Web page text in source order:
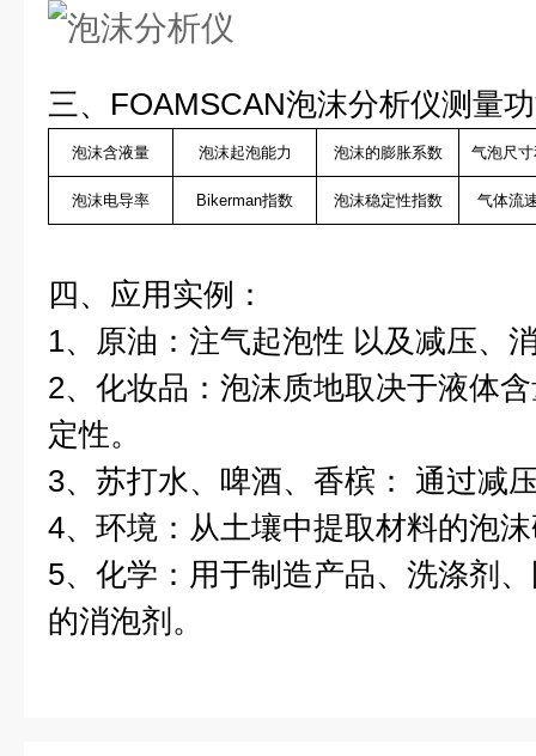
三、FOAMSCAN泡沫分析仪测量
泡沫含液量 泡沫起泡能力 泡沫的膨胀系数 气泡尺
泡沫电导率 Bikerman指数 泡沫稳定性指数 气体流
四、应用实例：
1、原油：注气起泡性 以及减压、
2、化妆品：泡沫质地取决于液体
定性。
3、苏打水、啤酒、香槟： 通过减
4、环境：从土壤中提取材料的泡
5、化学：用于制造产品、洗涤剂
的消泡剂。